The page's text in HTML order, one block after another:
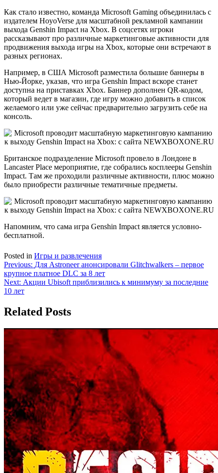
Как стало известно, команда Microsoft Gaming объединилась с
издателем HoyoVerse для масштабной рекламной кампании
выхода Genshin Impact на Xbox. В соцсетях игроки
рассказывают про различные маркетинговые активности для
продвижения выхода игры на Xbox, которые они встречают в
разных регионах.
Например, в США Microsoft разместила большие баннеры в
Нью-Йорке, указав, что игра Genshin Impact вскоре станет
доступна на приставках Xbox. Баннер дополнен QR-кодом,
который ведет в магазин, где игру можно добавить в список
желаемого или уже сейчас предварительно загрузить себе на
консоль.
Британское подразделение Microsoft провело в Лондоне в
Lancaster Place мероприятие, где собрались косплееры Genshin
Impact. Там же проходили различные активности, плюс можно
было приобрести различные тематичные предметы.
Напомним, что сама игра Genshin Impact является условно-
бесплатной.
Posted in Игры и развлечения
Навигация
по
записям
Previous: Для Astroneer анонсировали Glitchwalkers – первое
крупное платное DLC за 8 лет
Next: Акции Ubisoft приблизились к минимуму за последние
10 лет
Related Posts